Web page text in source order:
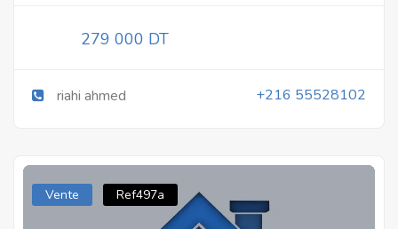
279 000 DT
riahi ahmed +216 55528102
Vente Ref497a